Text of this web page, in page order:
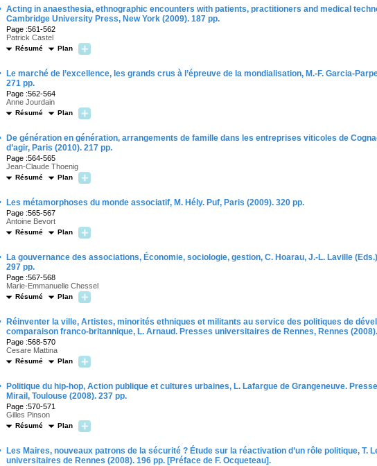
Acting in anaesthesia, ethnographic encounters with patients, practitioners and medical
Cambridge University Press, New York (2009). 187 pp.
Page :561-562
Patrick Castel
Résumé Plan
Le marché de l’excellence, les grands crus à l’épreuve de la mondialisation, M.-F. Garcia-
271 pp.
Page :562-564
Anne Jourdain
Résumé Plan
De génération en génération, arrangements de famille dans les entreprises viticoles de
d’agir, Paris (2010). 217 pp.
Page :564-565
Jean-Claude Thoenig
Résumé Plan
Les métamorphoses du monde associatif, M. Hély. Puf, Paris (2009). 320 pp.
Page :565-567
Antoine Bevort
Résumé Plan
La gouvernance des associations, Économie, sociologie, gestion, C. Hoarau, J.-L. Laville
297 pp.
Page :567-568
Marie-Emmanuelle Chessel
Résumé Plan
Réinventer la ville, Artistes, minorités ethniques et militants au service des politiques de
comparaison franco-britannique, L. Arnaud. Presses universitaires de Rennes, Rennes
Page :568-570
Cesare Mattina
Résumé Plan
Politique du hip-hop, Action publique et cultures urbaines, L. Lafargue de Grangeneuve.
Mirail, Toulouse (2008). 237 pp.
Page :570-571
Gilles Pinson
Résumé Plan
Les Maires, nouveaux patrons de la sécurité ? Étude sur la réactivation d’un rôle politique, T.
universitaires de Rennes (2008). 196 pp. [Préface de F. Ocqueteau].